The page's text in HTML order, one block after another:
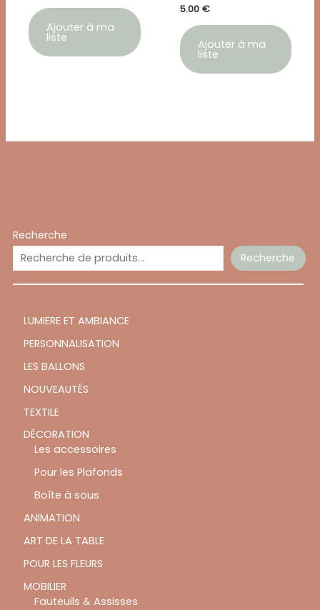
Recherche
Recherche
LUMIERE ET AMBIANCE
PERSONNALISATION
LES BALLONS
NOUVEAUTÉS
TEXTILE
DÉCORATION
Les accessoires
Pour les Plafonds
Boîte à sous
ANIMATION
ART DE LA TABLE
POUR LES FLEURS
MOBILIER
Fauteuils & Assisses
Ajouter à ma
liste
5.00 €
Ajouter à ma
liste